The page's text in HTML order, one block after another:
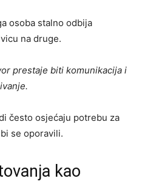
osoba stalno odbija
na druge.
prestaje biti komunikacija i
često osjećaju potrebu za
se oporavili.
kao